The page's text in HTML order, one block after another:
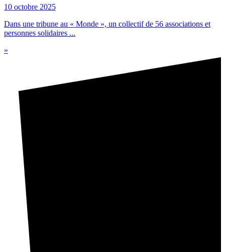
10 octobre 2025
Dans une tribune au « Monde », un collectif de 56 associations et
personnes solidaires ...
»